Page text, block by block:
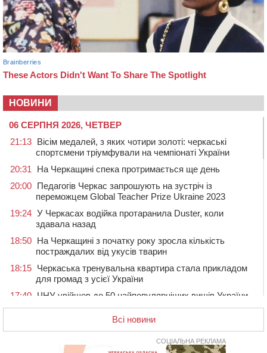
НОВИНИ
06 СЕРПНЯ 2026, ЧЕТВЕР
21:13 Вісім медалей, з яких чотири золоті: черкаські
спортсмени тріумфували на чемпіонаті України
20:31
На Черкащині спека протримається ще день
20:00 Педагогів Черкас запрошують на зустріч із
переможцем Global Teacher Prize Ukraine 2023
19:24 У Черкасах водійка протаранила Duster, коли
здавала назад
18:50 На Черкащині з початку року зросла кількість
постраждалих від укусів тварин
18:15 Черкаська тренувальна квартира стала прикладом
для громад з усієї України
17:40 ЧНУ увійшов до 50 найпопулярніших вишів України
серед вступників
На Хімселищі у Черкасах облаштували новий
контейнерний майданчик
Без розтину грудної клітки: у Черкасах 75-річній
Всі новини
СОЦІАЛЬНА РЕКЛАМА